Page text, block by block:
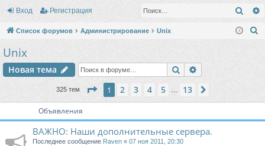
с
ы
и
ор хо
д
ег
ис
Вход Регистрация
Список форумов Администрирование Unix
Unix
Новая тема Поиск
325 тем Страница из 13
1 2 3 4 5 13
Объявления
ВАЖНО: Наши дополнительные сервера.
Последнее сообщение Raven « 07 ноя 2011, 20:30